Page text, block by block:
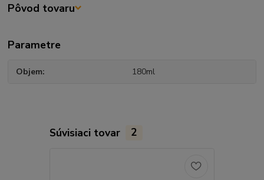
Pôvod tovaru
Parametre
Objem 180ml
Súvisiaci tovar 2